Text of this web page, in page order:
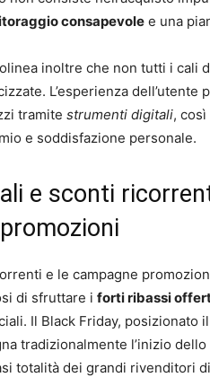
consapevole e una
inoltre che non tutti i cali
L’esperienza
tramite strumenti digitali,
e soddisfazione personale.
e sconti
e le campagne
di sfruttare i forti ribassi
Il Black Friday, posizionato
tradizionalmente l’inizio
totalità dei grandi rivenditori